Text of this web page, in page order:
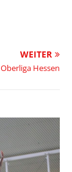
WEITER
Oberliga Hessen